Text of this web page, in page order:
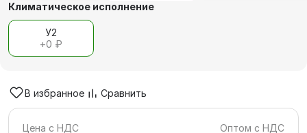
Климатическое исполнение
У2
+0 ₽
В избранное Сравнить
Цена с НДС Оптом с НДС